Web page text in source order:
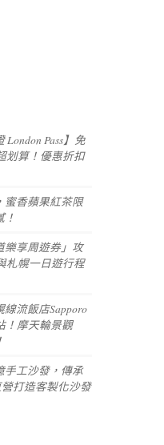
Pass】免
划算！優惠折扣
蜜香蘋果紅茶限
樂享周遊券」攻
札幌一日遊行程
線流飯店Sapporo
！摩天輪景觀
手工沙發，傳承
打造客製化沙發